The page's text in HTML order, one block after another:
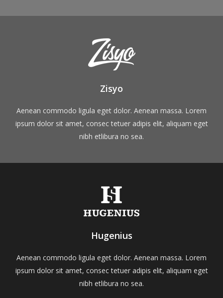
Zisyo
Aenean commodo ligula eget dolor. Aenean massa. Lorem
ipsum dolor sit amet, consec tetuer adipis elit, aliquam eget
nibh etlibura no sea.
Hugenius
Aenean commodo ligula eget dolor. Aenean massa. Lorem
ipsum dolor sit amet, consec tetuer adipis elit, aliquam eget
nibh etlibura no sea.